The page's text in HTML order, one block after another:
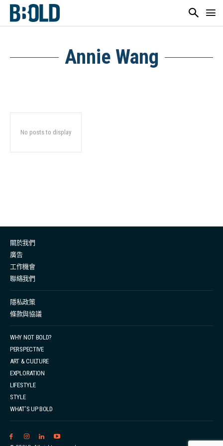
Annie Wang
No posts to display
關於我們
廣告
工作機會
聯絡我們
隱私政策
條款與協議
WHY NOT BOLD?
PERSPECTIVE
ART & CULTURE
EXPLORATION
LIFESTYLE
STYLE
WHAT’S UP BOLD